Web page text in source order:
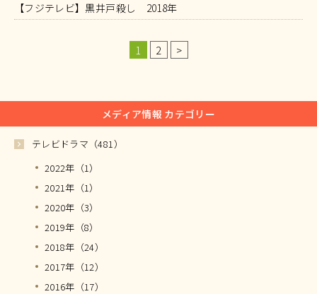
【フジテレビ】黒井戸殺し 2018年
1 2 >
メディア情報 カテゴリー
テレビドラマ（481）
2022年（1）
2021年（1）
2020年（3）
2019年（8）
2018年（24）
2017年（12）
2016年（17）